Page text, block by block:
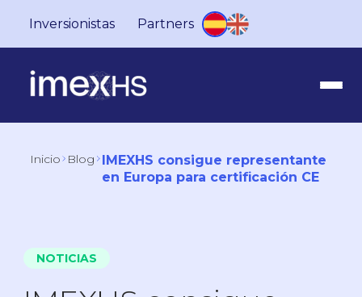
Inversionistas Partners
Inicio Blog
IMEXHS consigue representante
en Europa para certificación CE
NOTICIAS